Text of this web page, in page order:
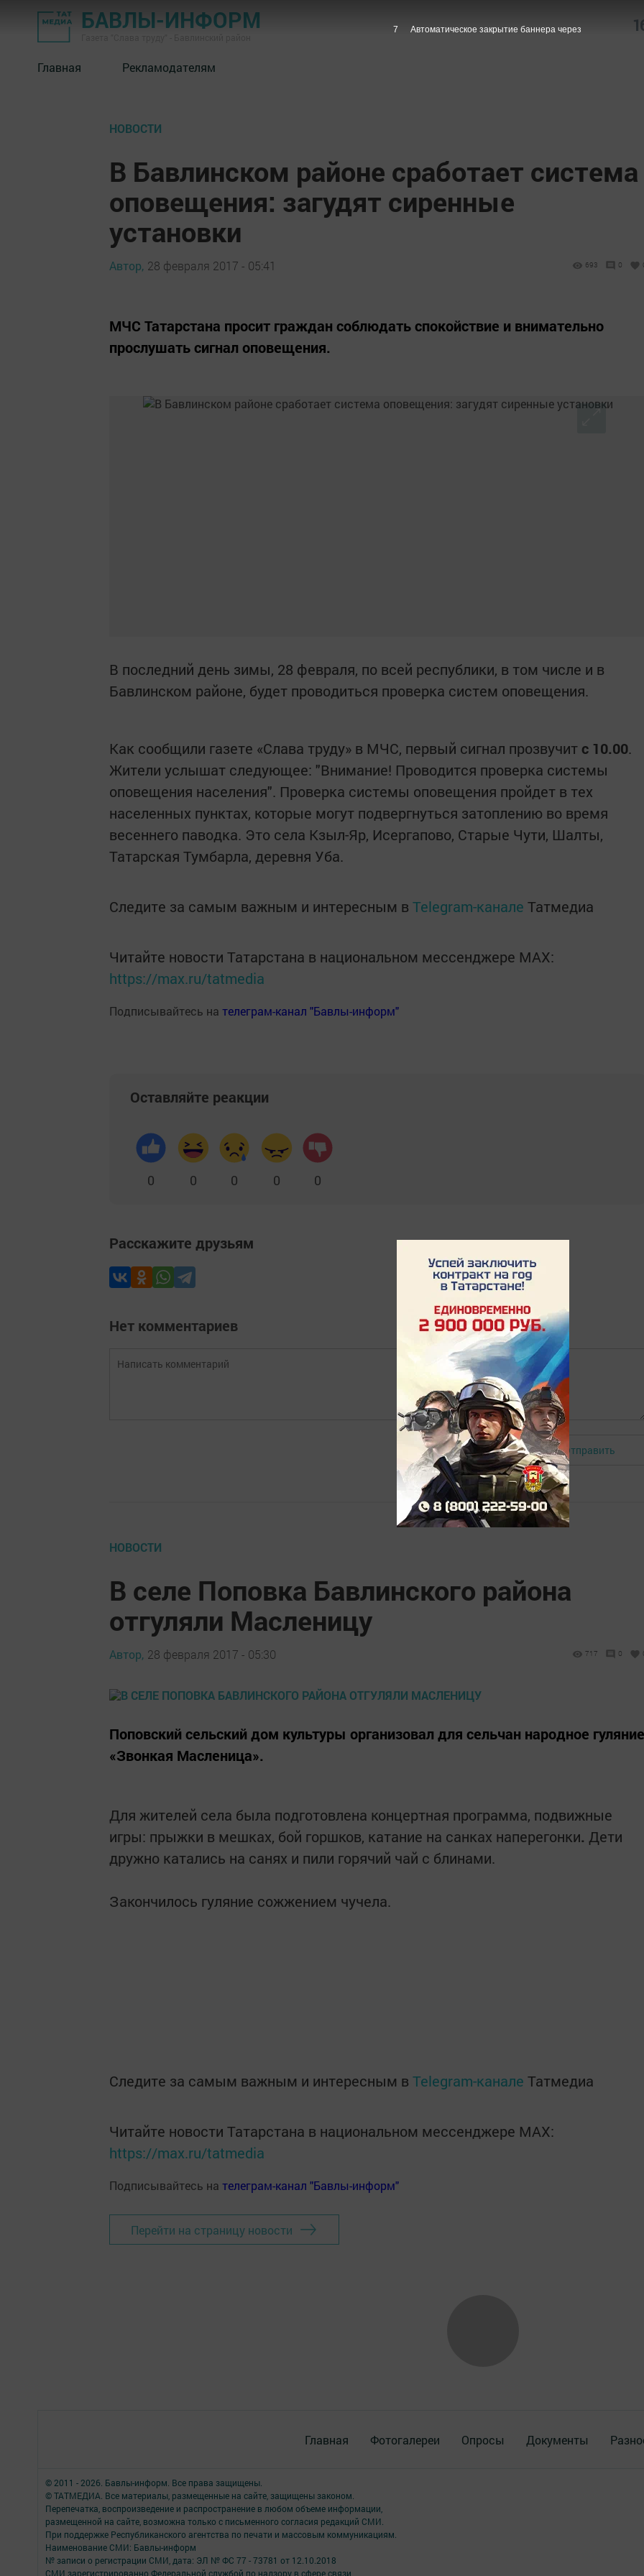
БАВЛЫ-ИНФОРМ
Главная Рекламодателям
НОВОСТИ
В Бавлинском районе сработает система
оповещения: загудят сиренные
установки
Автор, 28 февраля 2017 - 05:41 693 0
МЧС Татарстана просит граждан соблюдать спокойствие и внимательно
прослушать сигнал оповещения.
В последний день зимы, 28 февраля, по всей республики, в том числе и в
Бавлинском районе, будет проводиться проверка систем оповещения.
Как сообщили газете «Слава труду» в МЧС, первый сигнал прозвучит с 10.00.
Жители услышат следующее: "Внимание! Проводится проверка системы
оповещения населения". Проверка системы оповещения пройдет в тех
населенных пунктах, которые могут подвергнуться затоплению во время
весеннего паводка. Это села Кзыл-Яр, Исергапово, Старые Чути, Шалты,
Татарская Тумбарла, деревня Уба.
Следите за самым важным и интересным в Telegram-канале Татмедиа
Читайте новости Татарстана в национальном мессенджере MАХ:
https://max.ru/tatmedia
Подписывайтесь на телеграм-канал "Бавлы-информ"
Оставляйте реакции
0 0 0 0 0
Расскажите друзьям
Нет комментариев
Авторизоваться Отправить
НОВОСТИ
В селе Поповка Бавлинского района
отгуляли Масленицу
Автор, 28 февраля 2017 - 05:30 717 0
Поповский сельский дом культуры организовал для сельчан народное гуляние
«Звонкая Масленица».
Для жителей села была подготовлена концертная программа, подвижные
игры: прыжки в мешках, бой горшков, катание на санках наперегонки. Дети
дружно катались на санях и пили горячий чай с блинами.
Закончилось гуляние сожжением чучела.
Следите за самым важным и интересным в Telegram-канале Татмедиа
Читайте новости Татарстана в национальном мессенджере MАХ:
https://max.ru/tatmedia
Подписывайтесь на телеграм-канал "Бавлы-информ"
Перейти на страницу новости
Главная Фотогалереи Опросы Документы
© 2011 - 2026. Бавлы-информ. Все права защищены.
© ТАТМЕДИА. Все материалы, размещенные на сайте, защищены законом.
Перепечатка, воспроизведение и распространение в любом объеме информации,
размещенной на сайте, возможна только с письменного согласия редакций СМИ.
При поддержке Республиканского агентства по печати и массовым коммуникациям.
Наименование СМИ: Бавлы-информ
№ записи о регистрации СМИ, дата: ЭЛ № ФС 77 - 73781 от 12.10.2018
СМИ зарегистрированно Федеральной службой по надзору в сфере связи,
6 Автоматическое закрытие баннера через